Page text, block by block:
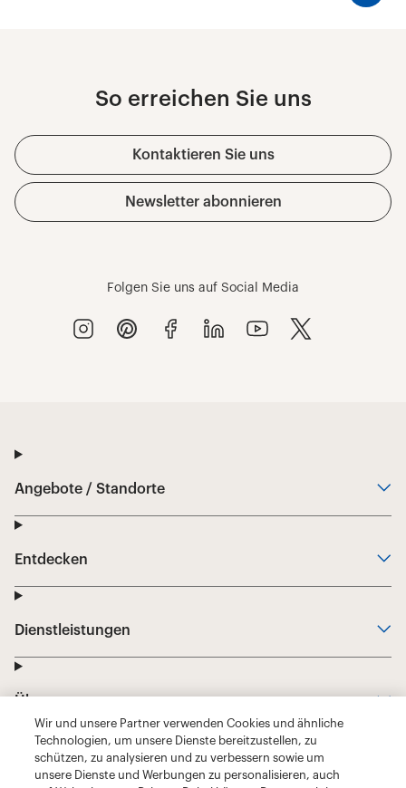
Wir und unsere Partner verwenden Cookies und ähnliche
Technologien, um unsere Dienste bereitzustellen, zu
schützen, zu analysieren und zu verbessern sowie um
unsere Dienste und Werbungen zu personalisieren, auch